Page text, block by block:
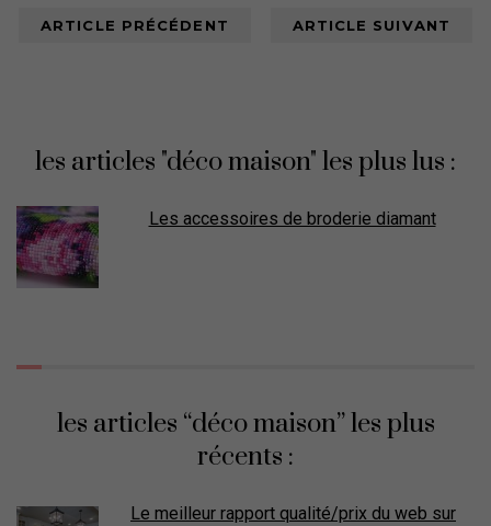
ARTICLE PRÉCÉDENT ARTICLE SUIVANT
les articles "déco maison" les plus lus :
Les accessoires de broderie diamant
les articles “déco maison” les plus
récents :
Le meilleur rapport qualité/prix du web sur